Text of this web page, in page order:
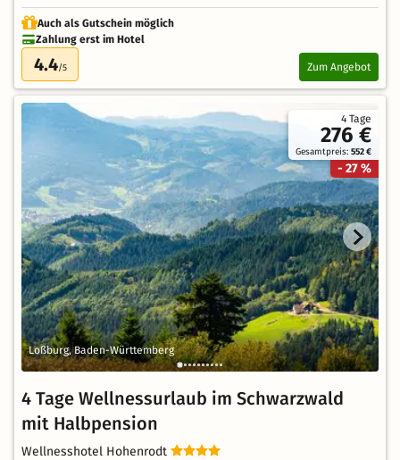
Auch als Gutschein möglich
Zahlung erst im Hotel
4.4/5 Zum Angebot
4 Tage
276 €
Gesamtpreis: 552 €
- 27 %
Loßburg, Baden-Württemberg
4 Tage Wellnessurlaub im Schwarzwald
mit Halbpension
Wellnesshotel Hohenrodt